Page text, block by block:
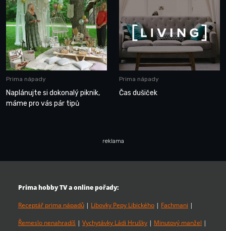
Prima nápady
Naplánujte si dokonalý piknik,
máme pro vás pár tipů
Prima nápady
Čas dušiček
reklama
Prima hobby TV a online pořady:
Receptář prima nápadů | Libovky Pepy Libického | Fachmani |
Řemeslo nenahradíš | Vychytávky Ládi Hrušky | Minutový manžel |